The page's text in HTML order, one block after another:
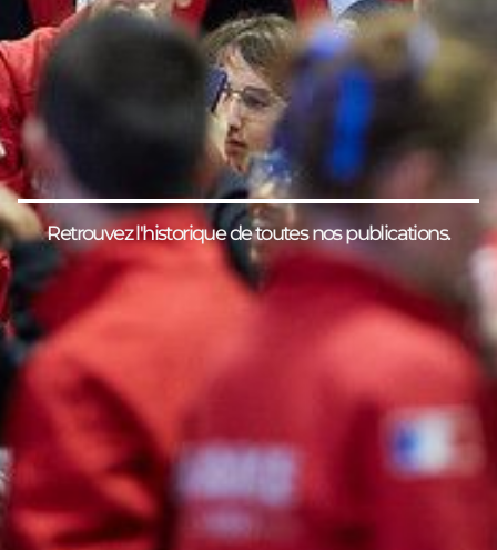
Retrouvez l'historique de toutes nos publications.